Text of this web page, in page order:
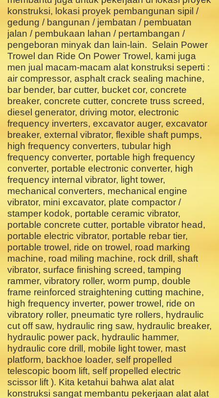
konstruksi, lokasi proyek pembangunan sipil /
gedung / bangunan / jembatan / pembuatan
jalan / pembukaan lahan / pertambangan /
pengeboran minyak dan lain-lain. Selain Power
Trowel dan Ride On Power Trowel, kami juga
men jual macam-macam alat konstruksi seperti :
air compressor, asphalt crack sealing machine,
bar bender, bar cutter, bucket cor, concrete
breaker, concrete cutter, concrete truss screed,
diesel generator, driving motor, electronic
frequency inverters, excavator auger, excavator
breaker, external vibrator, flexible shaft pumps,
high frequency converters, tubular high
frequency converter, portable high frequency
converter, portable electronic converter, high
frequency internal vibrator, light tower,
mechanical converters, mechanical engine
vibrator, mini excavator, plate compactor /
stamper kodok, portable ceramic vibrator,
portable concrete cutter, portable vibrator head,
portable electric vibrator, portable rebar tier,
portable trowel, ride on trowel, road marking
machine, road miling machine, rock drill, shaft
vibrator, surface finishing screed, tamping
rammer, vibratory roller, worm pump, double
frame reinforced straightening cutting machine,
high frequency inverter, power trowel, ride on
vibratory roller, pneumatic tyre rollers, hydraulic
cut off saw, hydraulic ring saw, hydraulic breaker,
hydraulic power pack, hydraulic hammer,
hydraulic core drill, mobile light tower, mast
platform, backhoe loader, self propelled
telescopic boom lift, self propelled electric
scissor lift ). Kita ketahui bahwa alat alat
konstruksi sangat membantu pekerjaan alat alat